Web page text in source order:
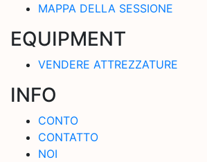
MAPPA DELLA SESSIONE
EQUIPMENT
VENDERE ATTREZZATURE
INFO
CONTO
CONTATTO
NOI